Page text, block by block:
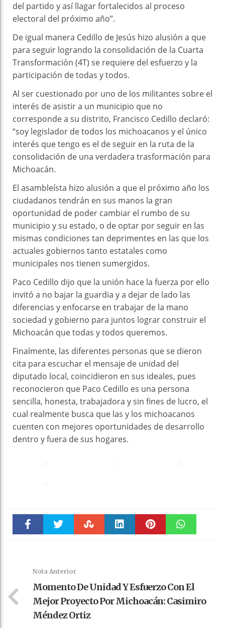
del partido y así llagar fortalecidos al proceso
electoral del próximo año”.
De igual manera Cedillo de Jesús hizo alusión a que
para seguir logrando la consolidación de la Cuarta
Transformación (4T) se requiere del esfuerzo y la
participación de todas y todos.
Al ser cuestionado por uno de los militantes sobre el
interés de asistir a un municipio que no
corresponde a su distrito, Francisco Cedillo declaró:
“soy legislador de todos los michoacanos y el único
interés que tengo es el de seguir en la ruta de la
consolidación de una verdadera trasformación para
Michoacán.
El asambleísta hizo alusión a que el próximo año los
ciudadanos tendrán en sus manos la gran
oportunidad de poder cambiar el rumbo de su
municipio y su estado, o de optar por seguir en las
mismas condiciones tan deprimentes en las que los
actuales gobiernos tanto estatales como
municipales nos tienen sumergidos.
Paco Cedillo dijo que la unión hace la fuerza por ello
invitó a no bajar la guardia y a dejar de lado las
diferencias y enfocarse en trabajar de la mano
sociedad y gobierno para juntos lograr construir el
Michoacán que todas y todos queremos.
Finalmente, las diferentes personas que se dieron
cita para escuchar el mensaje de unidad del
diputado local, coincidieron en sus ideales, pues
reconocieron que Paco Cedillo es una persona
sencilla, honesta, trabajadora y sin fines de lucro, el
cual realmente busca que las y los michoacanos
cuenten con mejores oportunidades de desarrollo
dentro y fuera de sus hogares.
Nota Anterior
Momento De Unidad Y Esfuerzo Con El
Mejor Proyecto Por Michoacán: Casimiro
Méndez Ortiz